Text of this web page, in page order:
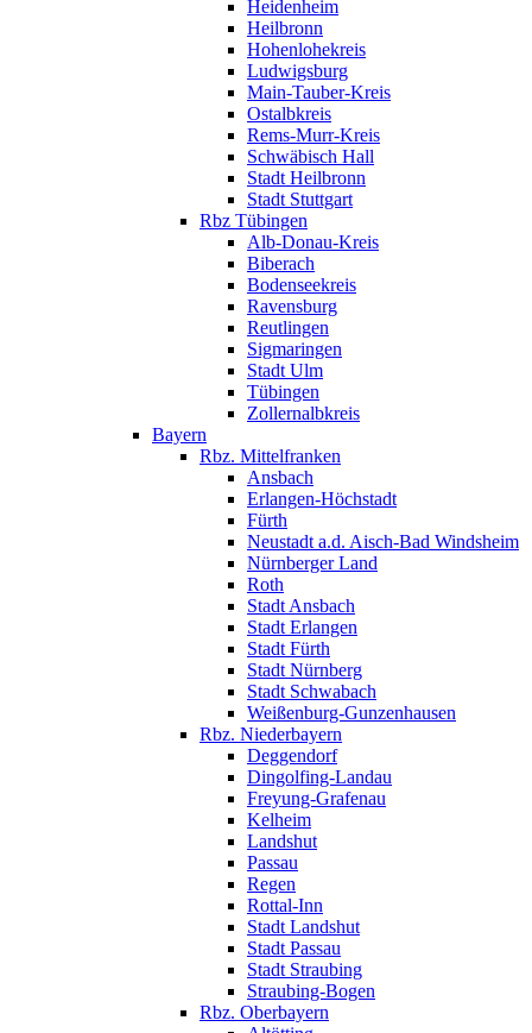
Heidenheim
Heilbronn
Hohenlohekreis
Ludwigsburg
Main-Tauber-Kreis
Ostalbkreis
Rems-Murr-Kreis
Schwäbisch Hall
Stadt Heilbronn
Stadt Stuttgart
Rbz Tübingen
Alb-Donau-Kreis
Biberach
Bodenseekreis
Ravensburg
Reutlingen
Sigmaringen
Stadt Ulm
Tübingen
Zollernalbkreis
Bayern
Rbz. Mittelfranken
Ansbach
Erlangen-Höchstadt
Fürth
Neustadt a.d. Aisch-Bad Windsheim
Nürnberger Land
Roth
Stadt Ansbach
Stadt Erlangen
Stadt Fürth
Stadt Nürnberg
Stadt Schwabach
Weißenburg-Gunzenhausen
Rbz. Niederbayern
Deggendorf
Dingolfing-Landau
Freyung-Grafenau
Kelheim
Landshut
Passau
Regen
Rottal-Inn
Stadt Landshut
Stadt Passau
Stadt Straubing
Straubing-Bogen
Rbz. Oberbayern